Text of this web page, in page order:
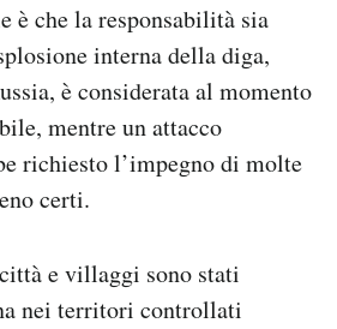
è che la responsabilità sia
interna della diga,
è considerata al momento
mentre un attacco
richiesto l’impegno di molte
certi.
e villaggi sono stati
nei territori controllati